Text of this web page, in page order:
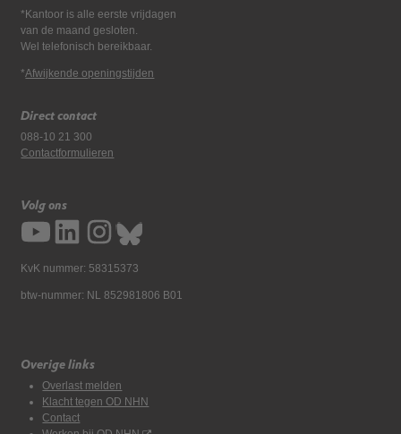
*Kantoor is alle eerste vrijdagen
van de maand gesloten.
Wel telefonisch bereikbaar.
*Afwijkende openingstijden
Direct contact
088-10 21 300
Contactformulieren
Volg ons
KvK nummer: 58315373
btw-nummer: NL 852981806 B01
Overige links
Overlast melden
Klacht tegen OD NHN
Contact